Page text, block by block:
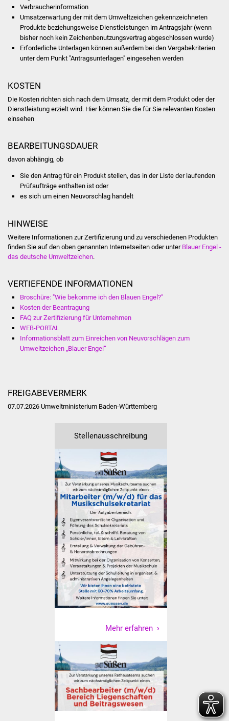
Gesundheit und Notfall
Ärzte und Apotheken
Hitzewarnung / UV-
Index
Veranstaltungen
Ostermarkt
Zehntscheuer
Kulturhalle
Vereine und Parteien
Selbsteintrag Vereine
Beirat Süßener Vereine
Sportanlagen
Tourismus
Erlebnisregion
Schwäbischer Albtrauf
Route der
Industriekultur
Lebenslagen
Senioren
Verbraucherinformation
Umsatzerwartung der mit dem Umweltzeichen gekennzeichneten
Produkte beziehungsweise Dienstleistungen im Antragsjahr (wenn
bisher noch kein Zeichenbenutzungsvertrag abgeschlossen wurde)
Erforderliche Unterlagen können außerdem bei den Vergabekriterien
unter dem Punkt "Antragsunterlagen" eingesehen werden
KOSTEN
Die Kosten richten sich nach dem Umsatz, der mit dem Produkt oder der
Dienstleistung erzielt wird. Hier können Sie die für Sie relevanten Kosten
einsehen
BEARBEITUNGSDAUER
davon abhängig, ob
Sie den Antrag für ein Produkt stellen, das in der Liste der laufenden
Prüfaufträge enthalten ist oder
es sich um einen Neuvorschlag handelt
HINWEISE
Weitere Informationen zur Zertifizierung und zu verschiedenen Produkten
finden Sie auf den oben genannten Internetseiten oder unter Blauer Engel -
das deutsche Umweltzeichen.
VERTIEFENDE INFORMATIONEN
Broschüre: "Wie bekomme ich den Blauen Engel?"
Kosten der Beantragung
FAQ zur Zertifizierung für Unternehmen
WEB-PORTAL
Informationsblatt zum Einreichen von Neuvorschlägen zum
Umweltzeichen „Blauer Engel“
FREIGABEVERMERK
07.07.2026 Umweltministerium Baden-Württemberg
Stellenausschreibung
Mehr erfahren